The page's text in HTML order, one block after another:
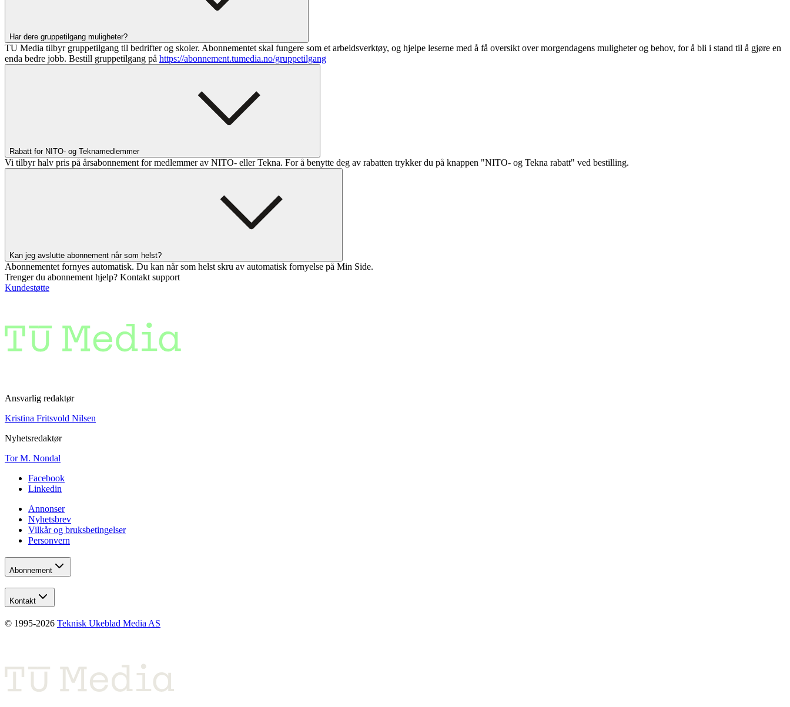
Har dere gruppetilgang muligheter?
TU Media tilbyr gruppetilgang til bedrifter og skoler. Abonnementet skal fungere som et arbeidsverktøy, og hjelpe leserne med å få oversikt over morgendagens muligheter og behov, for å bli i stand til å gjøre en
enda bedre jobb. Bestill gruppetilgang på https://abonnement.tumedia.no/gruppetilgang
Rabatt for NITO- og Teknamedlemmer
Vi tilbyr halv pris på årsabonnement for medlemmer av NITO- eller Tekna. For å benytte deg av rabatten trykker du på knappen "NITO- og Tekna rabatt" ved bestilling.
Kan jeg avslutte abonnement når som helst?
Abonnementet fornyes automatisk. Du kan når som helst skru av automatisk fornyelse på Min Side.
Trenger du abonnement hjelp? Kontakt support
Kundestøtte
Ansvarlig redaktør
Kristina Fritsvold Nilsen
Nyhetsredaktør
Tor M. Nondal
Facebook
Linkedin
Annonser
Nyhetsbrev
Vilkår og bruksbetingelser
Personvern
Abonnement
Kontakt
© 1995-2026 Teknisk Ukeblad Media AS